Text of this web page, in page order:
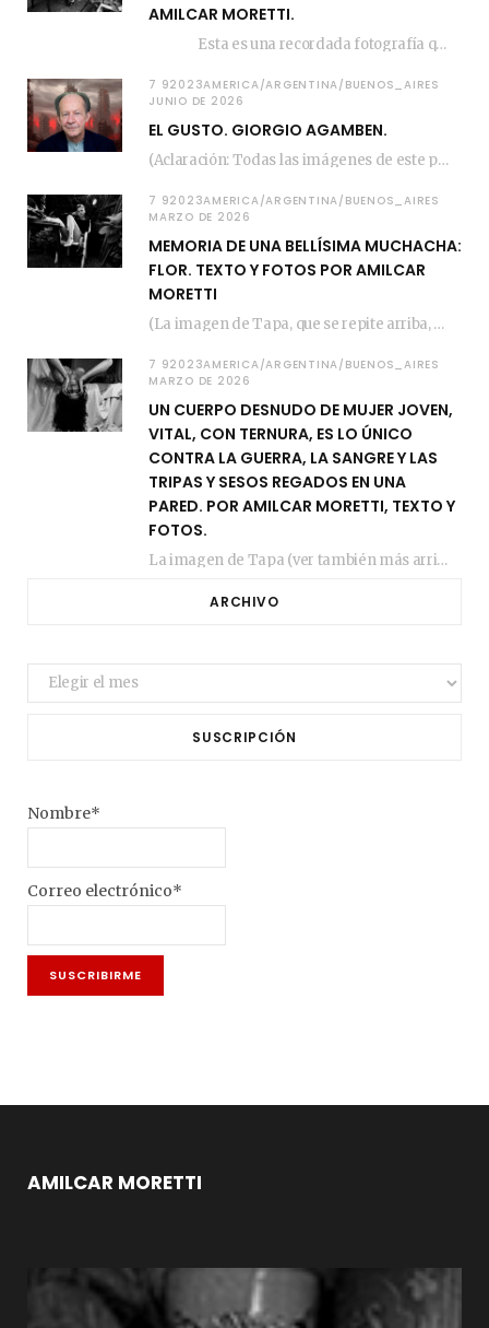
AMILCAR MORETTI.
Esta es una recordada fotografía que registré…
7 92023AMERICA/ARGENTINA/BUENOS_AIRES
JUNIO DE 2026
EL GUSTO. GIORGIO AGAMBEN.
(Aclaración: Todas las imágenes de este posteo fueron tomadas de Bloghemia.com, y todos los…
7 92023AMERICA/ARGENTINA/BUENOS_AIRES
MARZO DE 2026
MEMORIA DE UNA BELLÍSIMA MUCHACHA:
FLOR. TEXTO Y FOTOS POR AMILCAR
MORETTI
(La imagen de Tapa, que se repite arriba, fue compuesta por Amilcar Moretti el viernes…
7 92023AMERICA/ARGENTINA/BUENOS_AIRES
MARZO DE 2026
UN CUERPO DESNUDO DE MUJER JOVEN,
VITAL, CON TERNURA, ES LO ÚNICO
CONTRA LA GUERRA, LA SANGRE Y LAS
TRIPAS Y SESOS REGADOS EN UNA
PARED. POR AMILCAR MORETTI, TEXTO Y
FOTOS.
La imagen de Tapa (ver también más arriba) fue compuesta en estos días de febrero…
ARCHIVO
Archivo
SUSCRIPCIÓN
Nombre*
Correo electrónico*
AMILCAR MORETTI